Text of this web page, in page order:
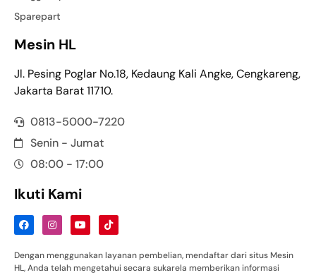
Sparepart
Mesin HL
Jl. Pesing Poglar No.18, Kedaung Kali Angke, Cengkareng,
Jakarta Barat 11710.
0813-5000-7220
Senin - Jumat
08:00 - 17:00
Ikuti Kami
Dengan menggunakan layanan pembelian, mendaftar dari situs Mesin
HL, Anda telah mengetahui secara sukarela memberikan informasi